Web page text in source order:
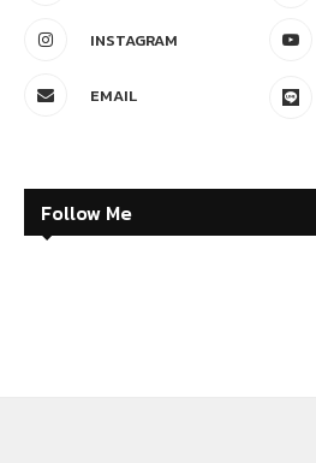
INSTAGRAM
EMAIL
Follow Me